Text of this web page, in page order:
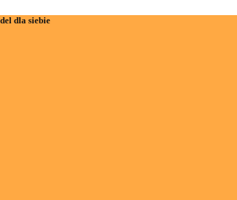
dla siebie